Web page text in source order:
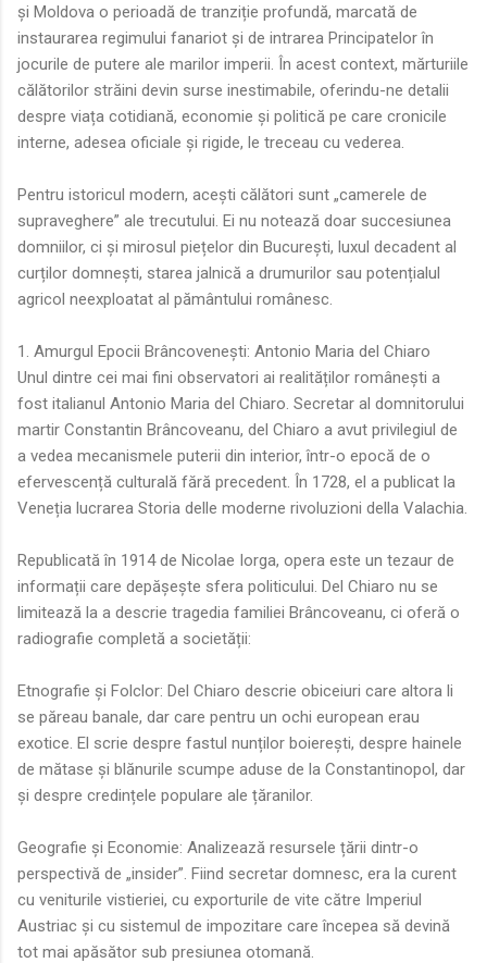
și Moldova o perioadă de tranziție profundă, marcată de
instaurarea regimului fanariot și de intrarea Principatelor în
jocurile de putere ale marilor imperii. În acest context, mărturiile
călătorilor străini devin surse inestimabile, oferindu-ne detalii
despre viața cotidiană, economie și politică pe care cronicile
interne, adesea oficiale și rigide, le treceau cu vederea.
Pentru istoricul modern, acești călători sunt „camerele de
supraveghere” ale trecutului. Ei nu notează doar succesiunea
domniilor, ci și mirosul piețelor din București, luxul decadent al
curților domnești, starea jalnică a drumurilor sau potențialul
agricol neexploatat al pământului românesc.
1. Amurgul Epocii Brâncovenești: Antonio Maria del Chiaro
Unul dintre cei mai fini observatori ai realităților românești a
fost italianul Antonio Maria del Chiaro. Secretar al domnitorului
martir Constantin Brâncoveanu, del Chiaro a avut privilegiul de
a vedea mecanismele puterii din interior, într-o epocă de o
efervescență culturală fără precedent. În 1728, el a publicat la
Veneția lucrarea Storia delle moderne rivoluzioni della Valachia.
Republicată în 1914 de Nicolae Iorga, opera este un tezaur de
informații care depășește sfera politicului. Del Chiaro nu se
limitează la a descrie tragedia familiei Brâncoveanu, ci oferă o
radiografie completă a societății:
Etnografie și Folclor: Del Chiaro descrie obiceiuri care altora li
se păreau banale, dar care pentru un ochi european erau
exotice. El scrie despre fastul nunților boierești, despre hainele
de mătase și blănurile scumpe aduse de la Constantinopol, dar
și despre credințele populare ale țăranilor.
Geografie și Economie: Analizează resursele țării dintr-o
perspectivă de „insider”. Fiind secretar domnesc, era la curent
cu veniturile vistieriei, cu exporturile de vite către Imperiul
Austriac și cu sistemul de impozitare care începea să devină
tot mai apăsător sub presiunea otomană.